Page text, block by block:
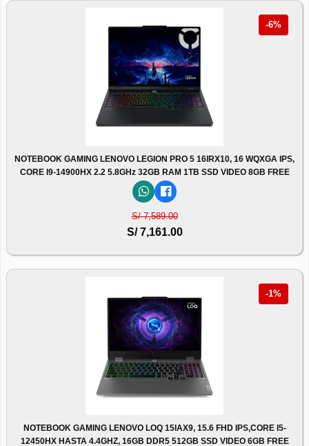
-6%
NOTEBOOK GAMING LENOVO LEGION PRO 5 16IRX10, 16 WQXGA IPS,
CORE I9-14900HX 2.2 5.8GHz 32GB RAM 1TB SSD VIDEO 8GB FREE
S/ 7,589.00
S/ 7,161.00
-1%
NOTEBOOK GAMING LENOVO LOQ 15IAX9, 15.6 FHD IPS,CORE I5-
12450HX HASTA 4.4GHZ, 16GB DDR5 512GB SSD VIDEO 6GB FREE